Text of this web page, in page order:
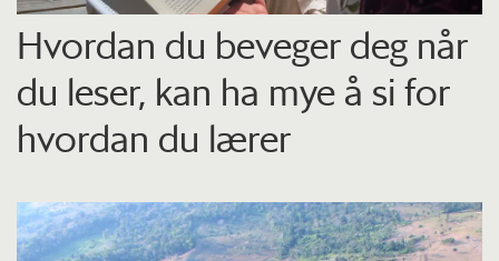
Hvordan du beveger deg når
du leser, kan ha mye å si for
hvordan du lærer